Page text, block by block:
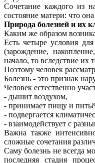
Сочетание каждого из
состояние матери: что
Природа болезней и их
Каким же образом
Есть четыре условия
(зарождение,
начало, то вследствие их
Поэтому человек
Болезнь - это признак
Человек естественно
- дышит воздухом,
- принимает пищу и
- подвергается
- взаимодействует с
Важна также
сложные сочетания
Саму болезнь не всегда
последняя стадия